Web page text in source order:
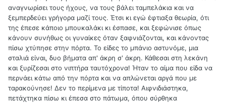
αναγνωρίσει τους ήχους, να τους βάλει ταμπελάκια και να
ξεμπερδεύει γρήγορα μαζί τους. Έτσι κι εγώ έφτιαξα θεωρία, ότι
της έπεσε κάποιο μπουκαλάκι κι έσπασε, και ξεφώνισε όπως
κάνουν συνήθως οι γυναίκες όταν ξαφνιάζονται, και κάνοντας
πίσω χτύπησε στην πόρτα. Το είδες το μπάνιο αστυνόμε, μια
σταλιά είναι, δυο βήματα απ' άκρη σ' άκρη. Κάθεσαι στη λεκάνη
και ξυρίζεσαι στο νιπτήρα ταυτόχρονα! Ήταν το αίμα που είδα να
περνάει κάτω από την πόρτα και να απλώνεται αργά που με
ταρακούνησε! Δεν το περίμενα με τίποτα! Αιφνιδιάστηκα,
πετάχτηκα πίσω κι έπεσα στο πάτωμα, όπου σύρθηκα